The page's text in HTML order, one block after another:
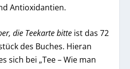
Antioxidantien.
die Teekarte bitteist das 72
des Buches. Hieran
sich bei „Tee – Wie man